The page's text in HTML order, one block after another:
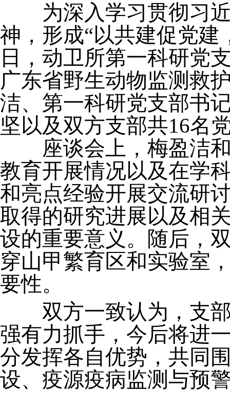
为深入学习贯彻习近
神，形成“以共建促党建
日，动卫所第一科研党
广东省野生动物监测救
洁、第一科研党支部书
坚以及双方支部共16名
座谈会上，梅盈洁和
教育开展情况以及在学
和亮点经验开展交流研
取得的研究进展以及相
设的重要意义。随后，
穿山甲繁育区和实验室
要性。
双方一致认为，支部
强有力抓手，今后将进
分发挥各自优势，共同
设、疫源疫病监测与预